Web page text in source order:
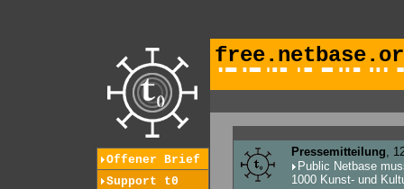
Offener Brief
Support t0
Pressemitteilung,
Public Netbase
1000 Kunst- und